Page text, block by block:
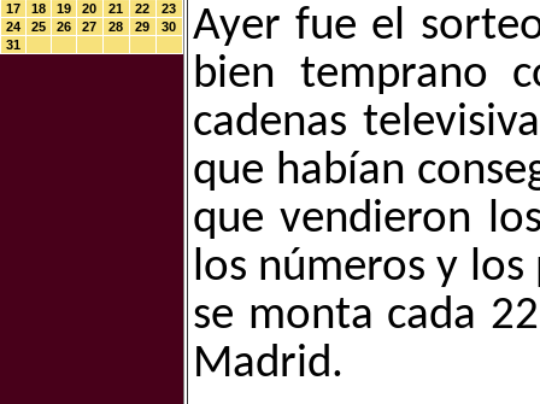
17
18 19 20 21 22
23
24
25 26 27 28 29
30
31
Ayer fue el
bien temprano
cadenas
que habían
que vendieron
los números y
se monta cada
Madrid.